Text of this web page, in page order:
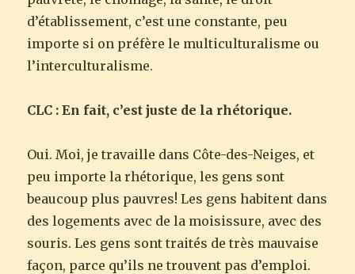
d’établissement, c’est une constante, peu
importe si on préfère le multiculturalisme ou
l’interculturalisme.
CLC : En fait, c’est juste de la rhétorique.
Oui. Moi, je travaille dans Côte-des-Neiges, et
peu importe la rhétorique, les gens sont
beaucoup plus pauvres! Les gens habitent dans
des logements avec de la moisissure, avec des
souris. Les gens sont traités de très mauvaise
façon, parce qu’ils ne trouvent pas d’emploi.